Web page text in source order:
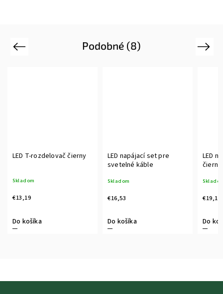
Podobné (8)
Previous
LED T-rozdelovač čierny
Skladom
€13,19
Do košíka
LED napájací set pre
svetelné káble
Skladom
€16,53
Do košíka
LED
čierny
€19,14
Do
Next